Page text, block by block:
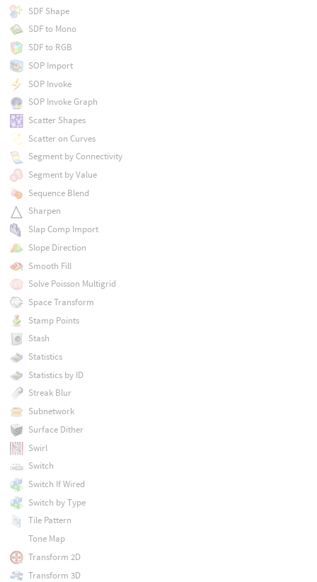
SDF Shape
SDF to Mono
SDF to RGB
SOP Import
SOP Invoke
SOP Invoke Graph
Scatter Shapes
Scatter on Curves
Segment by Connectivity
Segment by Value
Sequence Blend
Sharpen
Slap Comp Import
Slope Direction
Smooth Fill
Solve Poisson Multigrid
Space Transform
Stamp Points
Stash
Statistics
Statistics by ID
Streak Blur
Subnetwork
Surface Dither
Swirl
Switch
Switch If Wired
Switch by Type
Tile Pattern
Tone Map
Transform 2D
Transform 3D